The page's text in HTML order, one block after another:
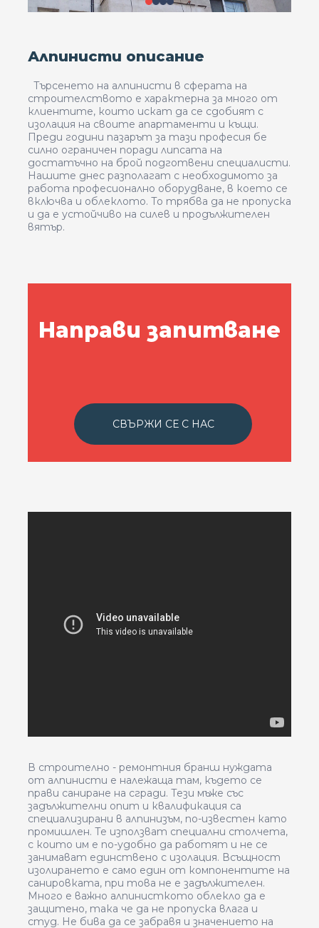
Алпинисти описание
Търсенето на алпинисти в сферата на
строителството е характерна за много от
клиентите, които искат да се сдобият с
изолация на своите апартаменти и къщи.
Преди години пазарът за тази професия бе
силно ограничен поради липсата на
достатъчно на брой подготвени специалисти.
Нашите днес разполагат с необходимото за
работа професионално оборудване, в което се
включва и облеклото. То трябва да не пропуска
и да е устойчиво на силев и продължителен
вятър.
Направи запитване
СВЪРЖИ СЕ С НАС
В строително - ремонтния бранш нуждата
от алпинисти е належаща там, където се
прави саниране на сгради. Тези мъже със
задължителни опит и квалификация са
специализирани в алпинизъм, по-известен като
промишлен. Те използват специални столчета,
с които им е по-удобно да работят и не се
занимават единствено с изолация. Всъщност
изолирането е само един от компонентите на
санировката, при това не е задължителен.
Много е важно алпинисткото облекло да е
защитено, така че да не пропуска влага и
студ. Не бива да се забравя и значението на